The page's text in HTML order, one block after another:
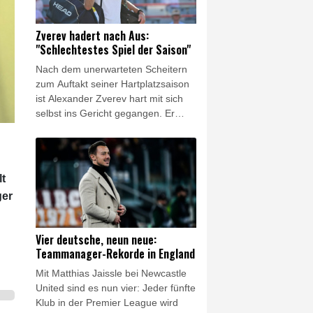
Weltmeisterschaft 2026 in der
Vorrunde gescheitert war.
Zverev hadert nach Aus:
"Schlechtestes Spiel der Saison"
Nach dem unerwarteten Scheitern
zum Auftakt seiner Hartplatzsaison
ist Alexander Zverev hart mit sich
selbst ins Gericht gegangen. Er
Vorbereitung auf die US-Open (ab
30. August) noch keine wirklich gute
Leistung erwartet, sagte der 29-
Jährige nach der Dreisatz-
Niederlage in Montréal gegen den
Niederländer Tallon Griekspoor, "ich
hatte aber auch nicht erwartet, so
schlecht zu spielen, um ehrlich zu
sein."
Vier deutsche, neun neue:
Teammanager-Rekorde in England
Mit Matthias Jaissle bei Newcastle
United sind es nun vier: Jeder fünfte
Klub in der Premier League wird